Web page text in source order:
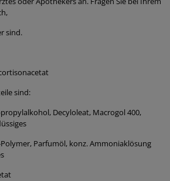
sind.
sind:
Decyloleat, Macrogol 400,
Parfumöl, konz. Ammoniaklösung